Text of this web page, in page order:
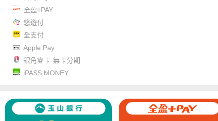
全盈+PAY
悠遊付
全支付
Apple Pay
銀角零卡-無卡分期
iPASS MONEY